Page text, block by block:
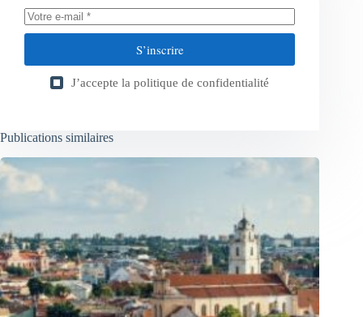
S’inscrire
J’accepte la politique de confidentialité
Publications similaires